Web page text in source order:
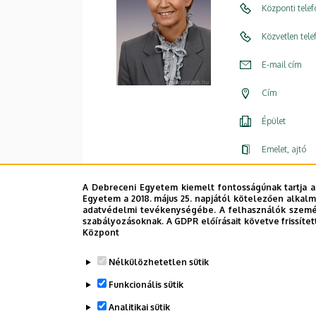
A Debreceni Egyetem kiemelt fontosságúnak
Egyetem a 2018. május 25. napjától kötelezően
adatvédelmi tevékenységébe. A felhasználók
szabályozásoknak. A GDPR előírásait követve
Központ
Nélkülözhetetlen sütik
Funkcionális sütik
Analitikai sütik
Központi
Közvetlen
E-mail cím
Cím
Épület
Emelet, ajtó